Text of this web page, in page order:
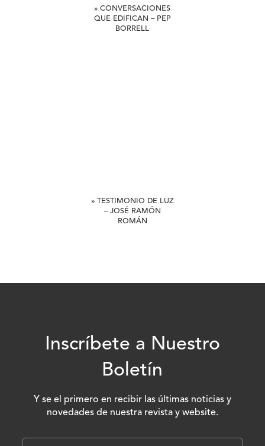
» CONVERSACIONES
QUE EDIFICAN – PEP
BORRELL
» TESTIMONIO DE LUZ
– JOSÉ RAMÓN
ROMÁN
Inscríbete a Nuestro
Boletín
Y se el primero en recibir las últimas noticias y
novedades de nuestra revista y website.